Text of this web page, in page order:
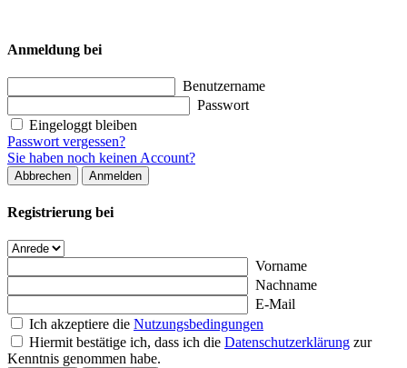
Anmeldung bei
Benutzername
Passwort
Eingeloggt bleiben
Passwort vergessen?
Sie haben noch keinen Account?
Abbrechen Anmelden
Registrierung bei
Vorname
Nachname
E-Mail
Ich akzeptiere die Nutzungsbedingungen
Hiermit bestätige ich, dass ich die Datenschutzerklärung zur
Kenntnis genommen habe.